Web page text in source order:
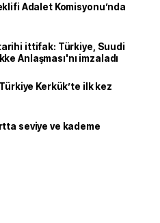
Adalet Komisyonu’nda
tarihi ittifak: Türkiye, Suudi
Anlaşması'nı imzaladı
Kerkük’te ilk kez
seviye ve kademe